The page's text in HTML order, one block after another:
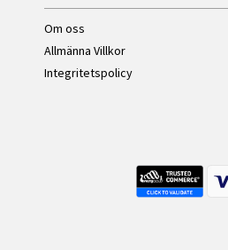
Om oss
Allmänna Villkor
Integritetspolicy